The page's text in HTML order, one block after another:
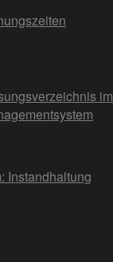
im
Instandhaltung